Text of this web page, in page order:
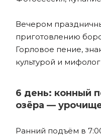
Вечером
приготовлению
Горловое пение,
культурой и
6 день: конный
озёра —
Ранний подъём в